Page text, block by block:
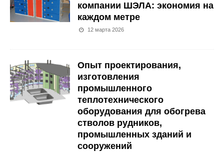
компании ШЭЛА: экономия на
каждом метре
12 марта 2026
Опыт проектирования,
изготовления
промышленного
теплотехнического
оборудования для обогрева
стволов рудников,
промышленных зданий и
сооружений